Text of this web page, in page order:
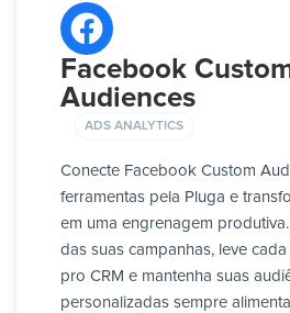
Facebook
Audiences
ADS ANALYTICS
Conecte Facebook Custom
ferramentas pela Pluga e
em uma engrenagem
das suas campanhas, leve
pro CRM e mantenha suas
personalizadas sempre